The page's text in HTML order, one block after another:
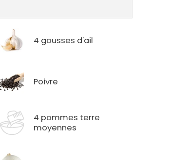
4 gousses d'ail
Poivre
4 pommes terre
moyennes